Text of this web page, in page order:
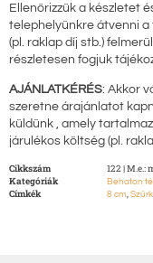
Ellenőrizzük a készletet
telephelyünkre átvenni
(pl. raklap díj stb.)
részletesen fogjuk
AJÁNLATKÉRÉS: Akkor
szeretne árajánlatot
küldünk , amely
járulékos költség (pl.
Cikkszám
122 | M.e.:
Kategóriák
Behaton
Címkék 8 cm,